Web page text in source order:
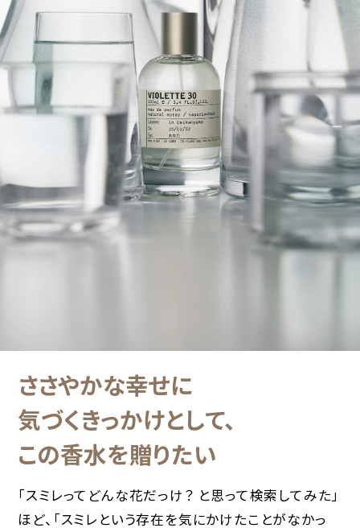
ささやかな幸せに
気づくきっかけとして、
この香水を贈りたい
「スミレってどんな花だっけ？ と思って検索してみた」
ほど、「スミレという存在を気にかけたことがなかっ